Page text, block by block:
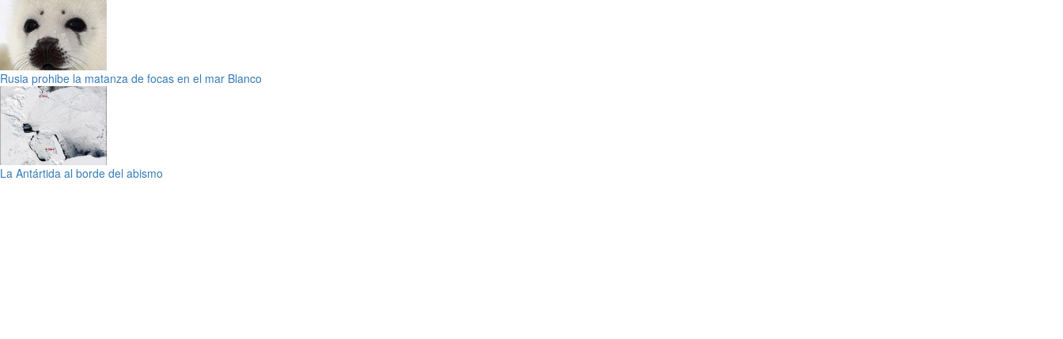
Rusia prohibe la matanza de focas en el mar Blanco
La Antártida al borde del abismo